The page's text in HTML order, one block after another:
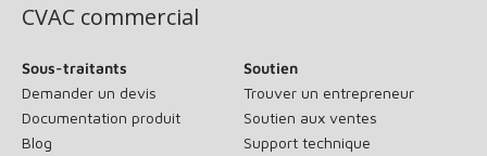
CVAC commercial
Sous-traitants
Demander un devis
Documentation produit
Blog
Soutien
Trouver un entrepreneur
Soutien aux ventes
Support technique